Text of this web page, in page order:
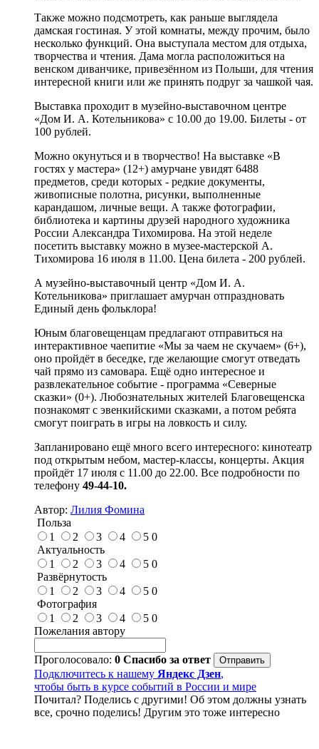
Также можно подсмотреть, как раньше выглядела
дамская гостиная. У этой комнаты, между прочим, было
несколько функций. Она выступала местом для отдыха,
творчества и чтения. Дама могла расположиться на
венском диванчике, привезённом из Польши, для чтения
интересной книги или же принять подруг за чашкой чая.
Выставка проходит в музейно-выставочном центре
«Дом И. А. Котельникова» с 10.00 до 19.00. Билеты - от
100 рублей.
Можно окунуться и в творчество! На выставке «В
гостях у мастера» (12+) амурчане увидят 6488
предметов, среди которых - редкие документы,
живописные полотна, рисунки, выполненные
карандашом, личные вещи. А также фотографии,
библиотека и картины друзей народного художника
России Александра Тихомирова. На этой неделе
посетить выставку можно в музее-мастерской А.
Тихомирова 16 июля в 11.00. Цена билета - 200 рублей.
А музейно-выставочный центр «Дом И. А.
Котельникова» приглашает амурчан отпраздновать
Единый день фольклора!
Юным благовещенцам предлагают отправиться на
интерактивное чаепитие «Мы за чаем не скучаем» (6+),
оно пройдёт в беседке, где желающие смогут отведать
чай прямо из самовара. Ещё одно интересное и
развлекательное событие - программа «Северные
сказки» (0+). Любознательных жителей Благовещенска
познакомят с эвенкийскими сказками, а потом ребята
смогут поиграть в игры на ловкость и силу.
Запланировано ещё много всего интересного: кинотеатр
под открытым небом, мастер-классы, концерты. Акция
пройдёт 17 июля с 11.00 до 22.00. Все подробности по
телефону 49-44-10.
Автор: Лилия Фомина
Польза
1
2 3 4 5 0
Актуальность
1
2 3 4 5 0
Развёрнутость
1
2 3 4 5 0
Фотография
1
2 3 4 5 0
Пожелания автору
Проголосовало: 0 Спасибо за ответ
Подключитесь к нашему Яндекс Дзен,
чтобы быть в курсе событий в России и мире
Почитал? Поделись с другими! Об этом должны узнать
все, срочно поделись! Другим это тоже интересно